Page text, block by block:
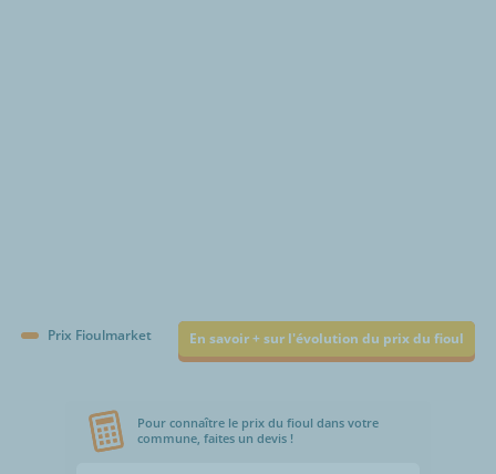
Prix Fioulmarket En savoir + sur l'évolution du prix du fioul
Pour connaître le prix du fioul dans votre
commune, faites un devis !